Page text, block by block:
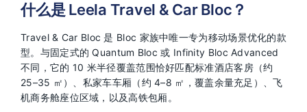
什么是 Leela Travel & Car Bloc？
Travel & Car Bloc 是 Bloc 家族中唯一专为移动场景优化的款
型。与固定式的 Quantum Bloc 或 Infinity Bloc Advanced
不同，它的 10 米半径覆盖范围恰好匹配标准酒店客房（约
25–35 ㎡）、私家车车厢（约 4–8 ㎡，覆盖余量充足）、飞
机商务舱座位区域，以及高铁包厢。